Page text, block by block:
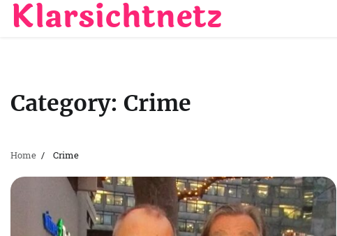
SkipKlarsichtnetz
Category: Crime
Home Crime